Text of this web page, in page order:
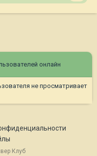
онлайн
не просматривает
Клуб